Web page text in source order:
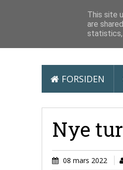
FORSIDEN
Nye
08 mars 2022
This site
are
statistics,